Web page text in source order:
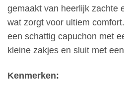
gemaakt van heerlijk zachte
wat zorgt voor ultiem
een schattig capuchon met
kleine zakjes en sluit met
Kenmerken: